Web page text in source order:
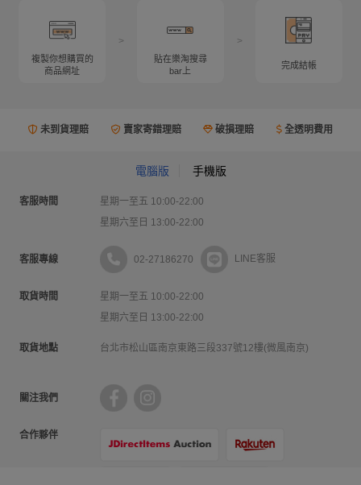
複製你想購買的
商品網址
>
貼在樂淘搜尋
bar上
>
完成結帳
未到貨理賠 賣家寄錯理賠 破損理賠 全透明費用
電腦版 手機版
客服時間
星期一至五 10:00-22:00
星期六至日 13:00-22:00
客服專線 02-27186270 LINE客服
取貨時間
星期一至五 10:00-22:00
星期六至日 13:00-22:00
取貨地點 台北市松山區南京東路三段337號12樓(微風南京)
關注我們
合作夥伴